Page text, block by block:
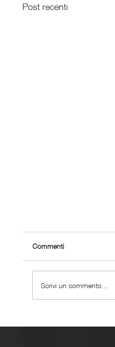
Post recenti
Commenti
Scrivi un commento...